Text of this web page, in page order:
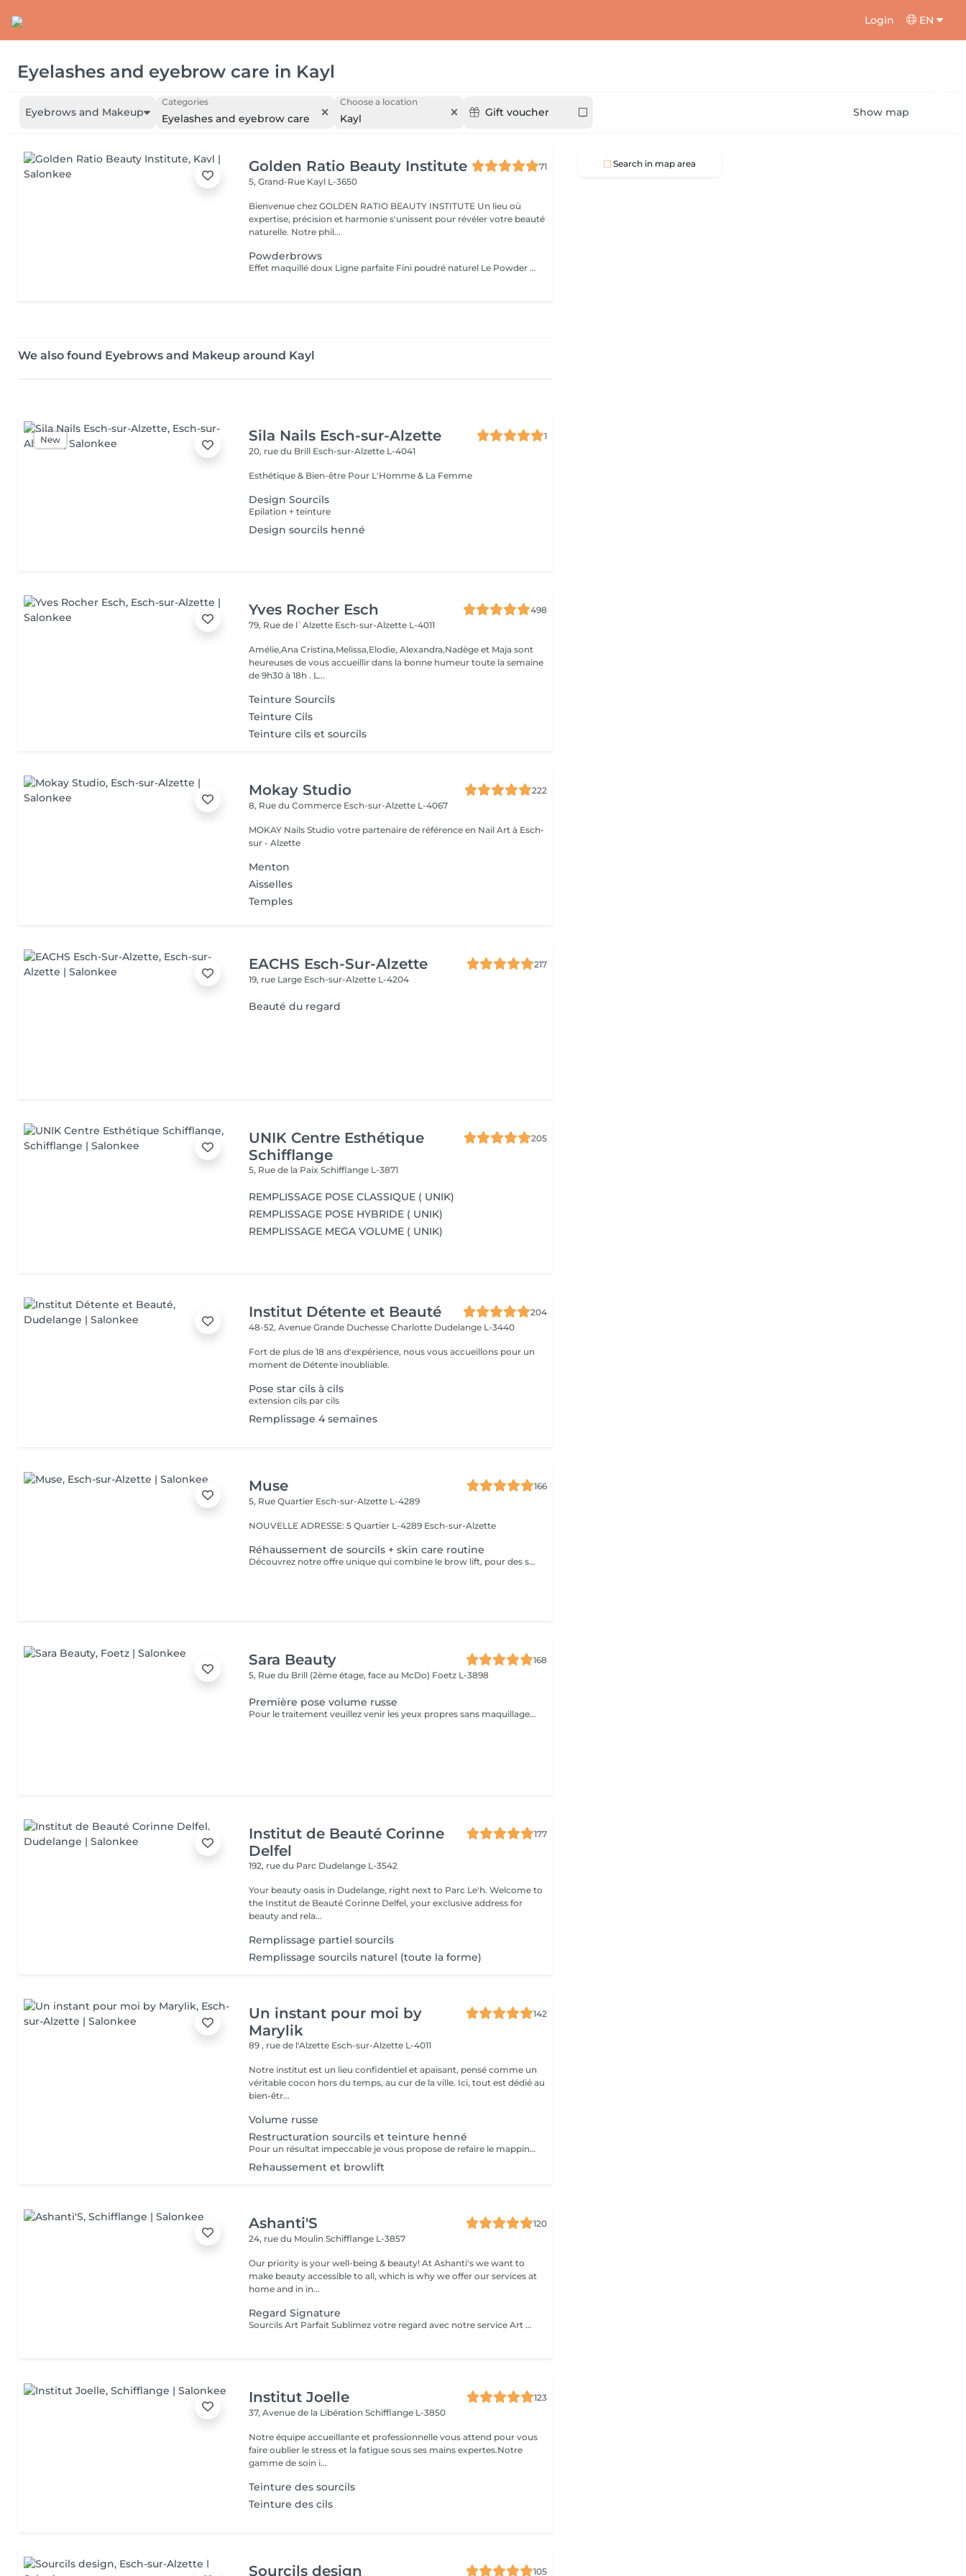
Login EN
Eyelashes and eyebrow care in Kayl
Eyebrows and Makeup
Categories
Eyelashes and eyebrow care
Choose a location
Kayl Gift voucher Show map
Golden Ratio Beauty Institute
71
5, Grand-Rue Kayl L-3650
Bienvenue chez GOLDEN RATIO BEAUTY INSTITUTE Un lieu où
expertise, précision et harmonie s'unissent pour révéler votre beauté
naturelle. Notre phil...
Powderbrows
Effet maquillé doux Ligne parfaite Fini poudré naturel Le Powder Brows, aussi appelé « technique d'ombrage » ou shading full, est une méthode de maquillage semi-permanent qui crée un effet de sourcils maquillés au crayon ou à la poudre, tout en restant subtil et aérien. Contrairement au microblading (effet poil à poil), cette technique utilise une pigmentation en dégradé, plus dense vers la queue du sourcil et plus légère à la tête, pour un résultat fondu, structuré et sans démarcation. Idéal pour : les peaux grasses ou matures (où le microblading tient moins bien), celles qui aiment un effet maquillé sans effort, redonner de la densité à des sourcils trop épilés ou décolorés. Résultat : des sourcils nets, symétriques, doux et élégants sans maquillage, tous les jours. Tenue : 1 à 2 ans selon le type de peau et les soins apportés.
We also found Eyebrows and Makeup around Kayl
New Sila Nails Esch-sur-Alzette
1
20, rue du Brill Esch-sur-Alzette L-4041
Esthétique & Bien-être Pour L'Homme & La Femme
Design Sourcils
Epilation + teinture
Design sourcils henné
Yves Rocher Esch
498
79, Rue de l`Alzette Esch-sur-Alzette L-4011
Amélie,Ana Cristina,Melissa,Elodie, Alexandra,Nadège et Maja sont
heureuses de vous accueillir dans la bonne humeur toute la semaine
de 9h30 à 18h . L...
Teinture Sourcils
Teinture Cils
Teinture cils et sourcils
Mokay Studio
222
8, Rue du Commerce Esch-sur-Alzette L-4067
MOKAY Nails Studio votre partenaire de référence en Nail Art à Esch-
sur - Alzette
Menton
Aisselles
Temples
EACHS Esch-Sur-Alzette
217
19, rue Large Esch-sur-Alzette L-4204
Beauté du regard
UNIK Centre Esthétique
Schifflange
205
5, Rue de la PaixSchifflange L-3871
REMPLISSAGE POSE CLASSIQUE ( UNIK)
REMPLISSAGE POSE HYBRIDE ( UNIK)
REMPLISSAGE MEGA VOLUME ( UNIK)
Institut Détente et Beauté
204
48-52, Avenue Grande Duchesse Charlotte Dudelange L-3440
Fort de plus de 18 ans d'expérience, nous vous accueillons pour un
moment de Détente inoubliable.
Pose star cils à cils
extension cils par cils
Remplissage 4 semaines
Muse
166
5, Rue Quartier Esch-sur-Alzette L-4289
NOUVELLE ADRESSE: 5 Quartier L-4289 Esch-sur-Alzette
Réhaussement de sourcils + skin care routine
Découvrez notre offre unique qui combine le brow lift, pour des sourcils magnifiquement liftés, et notre routine de soins de la peau personnalisée. Pendant que vous profitez de l'effet transformateur du brow lift sur vos sourcils, notre équipe prendra soin de votre visage en effectuant un double nettoyage, une exfoliation douce, une infusion de sérum nourrissant et l'application d'un masque facial sur mesure. Vous bénéficiez ainsi d'une expérience complète de beauté et de détente, avec des sourcils parfaitement sculptés et une peau éclatante.
Sara Beauty
168
5, Rue du Brill (2ème étage, face au McDo) Foetz L-3898
Première pose volume russe
Pour le traitement veuillez venir les yeux propres sans maquillage. Si vous avez déjà des extensions de cils choisissez d'abord l'option "Dépose des cils" puis "Première pose". Il est possible que vous soyez allergique à la colle, et les esthéticiennes ne peuvent pas savoir à l'avance s'il y a une allergie avant qu'elle ne se manifeste. Les réactions allergiques surviennent généralement après 3 ou 4 heures et peuvent inclure des picotements, des démangeaisons et un possible gonflement des yeux. Si des rougeurs apparaissent après le traitement, vous pourriez simplement être sensible à la colle, mais ce n'est pas nécessairement une allergie. Attendez un jour, si la situation ne s'améliore pas, il pourrait s'agir d'une allergie à la colle, et il est alors recommandé de retirer les cils. Il est important de noter que l'esthéticienne n'est pas responsable de l'allergie, et le retrait des cils peut résoudre le problème.
Institut de Beauté Corinne
Delfel
177
192, rue du Parc Dudelange L-3542
Your beauty oasis in Dudelange, right next to Parc Le'h. Welcome to
the Institut de Beauté Corinne Delfel, your exclusive address for
beauty and rela...
Remplissage partiel sourcils
Remplissage sourcils naturel (toute la forme)
Un instant pour moi by
Marylik
142
89 , rue de l'Alzette Esch-sur-Alzette L-4011
Notre institut est un lieu confidentiel et apaisant, pensé comme un
véritable cocon hors du temps, au cur de la ville. Ici, tout est dédié au
bien-êtr...
Volume russe
Restructuration sourcils et teinture henné
Pour un résultat impeccable je vous propose de refaire le mapping de votre sourcils pour qu il soit parfait La teinture permet un resultat net et durable
Rehaussement et browlift
Ashanti'S
120
24, rue du MoulinSchifflange L-3857
Our priority is your well-being & beauty! At Ashanti's we want to
make beauty accessible to all, which is why we offer our services at
home and in in...
Regard Signature
Sourcils Art Parfait Sublimez votre regard avec notre service Art Parfait : une approche précise et personnalisée pour des sourcils parfaitement dessinés et harmonieux. Chaque prestation comprend : Mise en forme des sourcils selon la morphologie du visage Épilation douce pour un contour net et naturel Stylisme du sourcil pour un effet équilibré et élégant Possibilité de teinture pour intensifier la couleur et structurer le regard Résultat : un regard sublimé, des sourcils parfaitement dessinés et un effet naturel et durable
Institut Joelle
123
37, Avenue de la LibérationSchifflange L-3850
Notre équipe accueillante et professionnelle vous attend pour vous
faire oublier le stress et la fatigue sous ses mains expertes.Notre
gamme de soin i...
Teinture des sourcils
Teinture des cils
Sourcils design 105
Search in map area